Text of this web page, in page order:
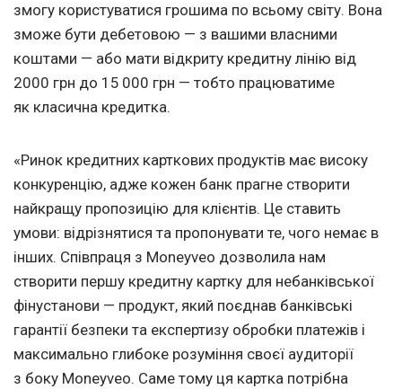
змогу користуватися грошима по всьому світу. Вона
зможе бути дебетовою — з вашими власними
коштами — або мати відкриту кредитну лінію від
2000 грн до 15 000 грн — тобто працюватиме
як класична кредитка.
«Ринок кредитних карткових продуктів має високу
конкуренцію, адже кожен банк прагне створити
найкращу пропозицію для клієнтів. Це ставить
умови: відрізнятися та пропонувати те, чого немає в
інших. Співпраця з Moneyveo дозволила нам
створити першу кредитну картку для небанківської
фінустанови — продукт, який поєднав банківські
гарантії безпеки та експертизу обробки платежів і
максимально глибоке розуміння своєї аудиторії
з боку Moneyveo. Саме тому ця картка потрібна